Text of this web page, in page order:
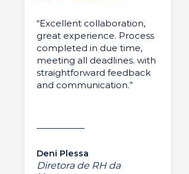
“Excellent collaboration,
great experience. Process
completed in due time,
meeting all deadlines. with
straightforward feedback
and communication.”
Deni Plessa
Diretora de RH da